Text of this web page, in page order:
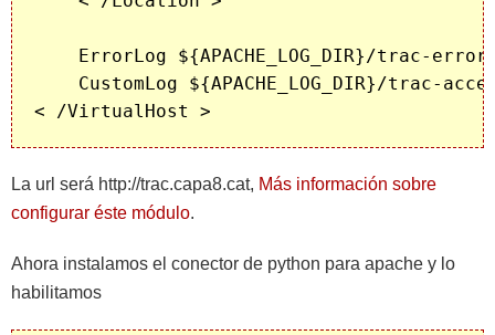
ErrorLog ${APACHE_LOG_DIR}/trac-
CustomLog ${APACHE_LOG_DIR}/trac-
La url será http://trac.capa8.cat, Más información sobre
configurar éste módulo.
Ahora instalamos el conector de python para apache y lo
habilitamos